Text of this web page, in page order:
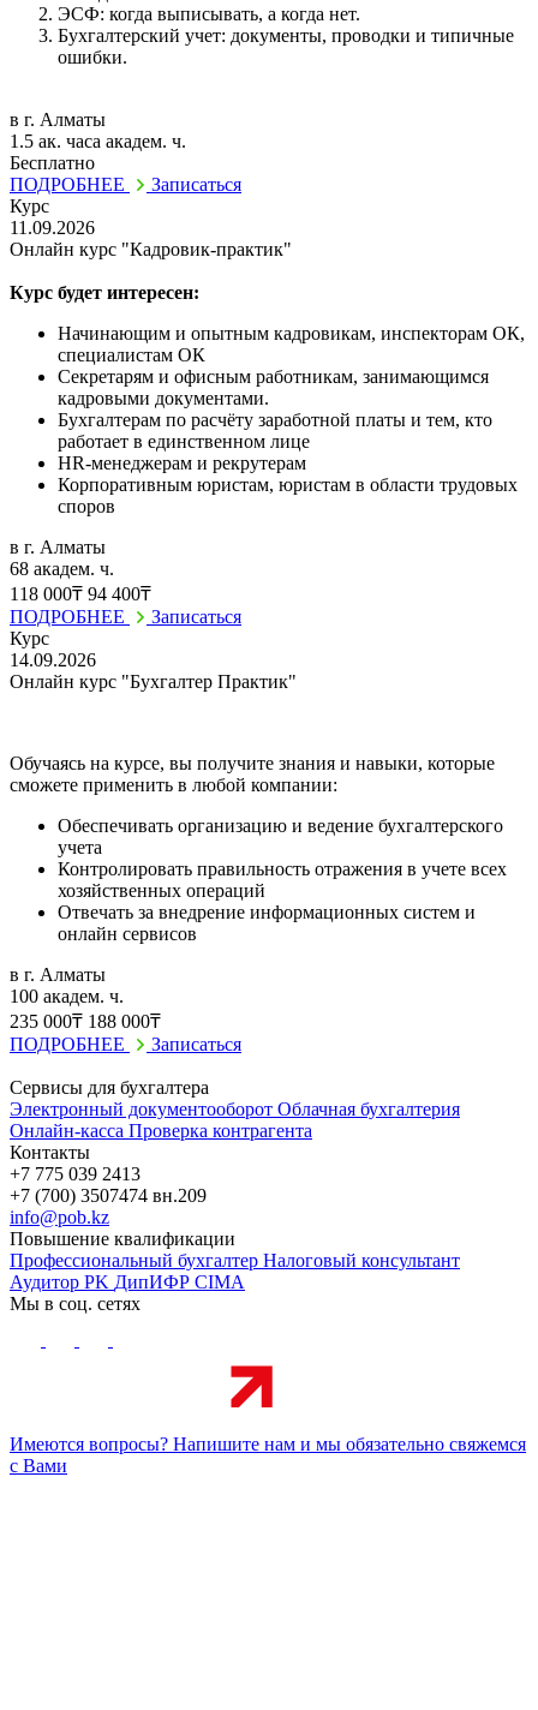
ЭСФ: когда выписывать, а когда нет.
Бухгалтерский учет: документы, проводки и типичные
ошибки.
в г. Алматы
1.5 ак. часа академ. ч.
Бесплатно
ПОДРОБНЕЕ
Записаться
Курс
11.09.2026
Онлайн курс "Кадровик-практик"
Курс будет интересен:
Начинающим и опытным кадровикам, инспекторам ОК,
специалистам ОК
Секретарям и офисным работникам, занимающимся
кадровыми документами.
Бухгалтерам по расчёту заработной платы и тем, кто
работает в единственном лице
HR-менеджерам и рекрутерам
Корпоративным юристам, юристам в области трудовых
споров
в г. Алматы
68 академ. ч.
118 000₸ 94 400₸
ПОДРОБНЕЕ
Записаться
Курс
14.09.2026
Онлайн курс "Бухгалтер Практик"
Обучаясь на курсе, вы получите знания и навыки, которые
сможете применить в любой компании:
Обеспечивать организацию и ведение бухгалтерского
учета
Контролировать правильность отражения в учете всех
хозяйственных операций
Отвечать за внедрение информационных систем и
онлайн сервисов
в г. Алматы
100 академ. ч.
235 000₸ 188 000₸
ПОДРОБНЕЕ
Записаться
Сервисы для бухгалтера
Электронный документооборот Облачная бухгалтерия
Онлайн-касса Проверка контрагента
Контакты
+7 775 039 2413
+7 (700) 3507474 вн.209
info@pob.kz
Повышение квалификации
Профессиональный бухгалтер Налоговый консультант
Аудитор PK ДипИФР CIMA
Мы в соц. сетях
Имеются вопросы? Напишите нам и мы обязательно свяжемся
с Вами